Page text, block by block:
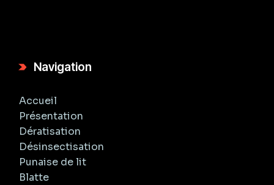
Navigation
Accueil
Présentation
Dératisation
Désinsectisation
Punaise de lit
Blatte